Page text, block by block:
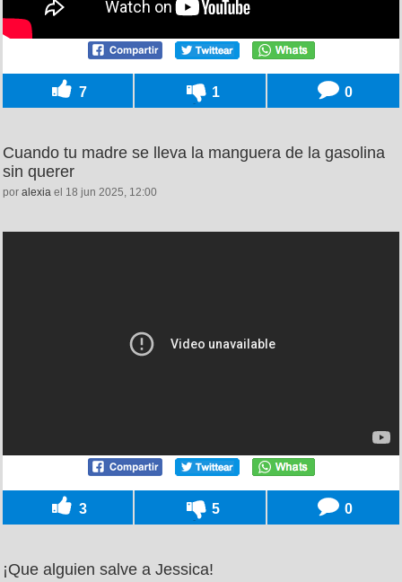
7 1 0
Cuando tu madre se lleva la manguera de la gasolina
sin querer
por alexia el 18 jun 2025, 12:00
3 5 0
¡Que alguien salve a Jessica!